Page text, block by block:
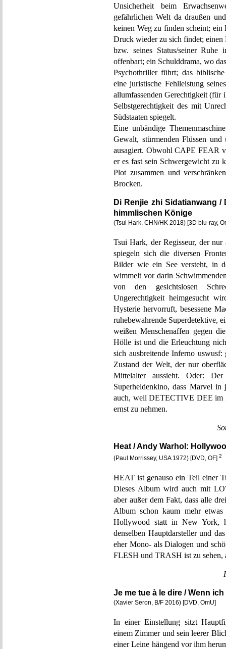
Unsicherheit beim
gefährlichen Welt da draußen
keinen Weg zu finden scheint; ein
Druck wieder zu sich findet; einen
bzw. seines Status/seiner Ruhe
offenbart; ein Schulddrama, wo
Psychothriller führt; das
eine juristische Fehlleistung
allumfassenden Gerechtigkeit (für
Selbstgerechtigkeit des mit
Südstaaten spiegelt.
Eine unbändige
Gewalt, stürmenden Flüssen
ausagiert. Obwohl CAPE FEAR
er es fast sein Schwergewicht zu
Plot zusammen und
Brocken.
Di Renjie zhi Sidatianwang
himmlischen Könige
(Tsui Hark, CHN/HK 2018) [3D blu-ray,
Tsui Hark, der Regisseur, der
spiegeln sich die diversen
Bilder wie ein See versteht, in
wimmelt vor darin
von den gesichtslosen
Ungerechtigkeit heimgesucht
Hysterie hervorruft, besessene
ruhebewahrende Superdetektive,
weißen Menschenaffen gegen
Hölle ist und die Erleuchtung
sich ausbreitende Inferno
Zustand der Welt, der nur
Mittelalter aussieht. Oder:
Superheldenkino, dass Marvel
auch, weil DETECTIVE DEE im
ernst zu nehmen.
Heat / Andy Warhol:
(Paul Morrissey, USA 1972) [DVD, OF] 2
HEAT ist genauso ein Teil einer
Dieses Album wird auch mit
aber außer dem Fakt, dass alle
Album schon kaum mehr
Hollywood statt in New York,
denselben Hauptdarsteller und
eher Mono- als Dialogen und
FLESH und TRASH ist zu sehen,
Je me tue à le dire / Wenn
(Xavier Seron, B/F 2016) [DVD, OmU]
In einer Einstellung sitzt
einem Zimmer und sein leerer
einer Leine hängend vor ihm